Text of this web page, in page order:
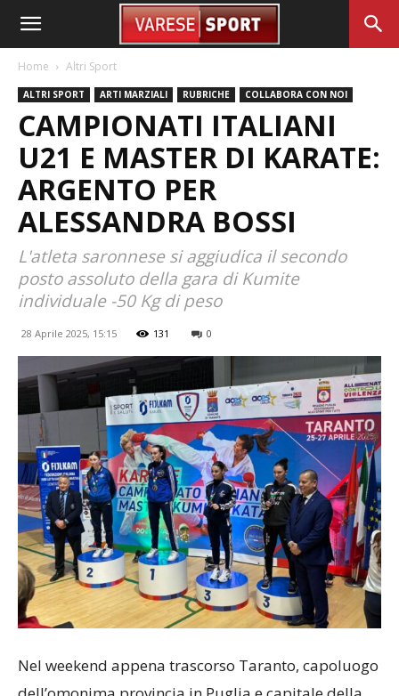
Home Altri Sport
ALTRI SPORT ARTI MARZIALI RUBRICHE COLLABORA CON NOI
CAMPIONATI ITALIANI
U21 E MASTER DI KARATE:
ARGENTO PER
ALESSANDRA BOSSI
L'atleta saronnese si aggiudica il secondo
posto assoluto della gara di Kumite
individuale -50 Kg di peso
28 Aprile 2025, 15:15 131 0
Nel weekend appena trascorso Taranto, capoluogo